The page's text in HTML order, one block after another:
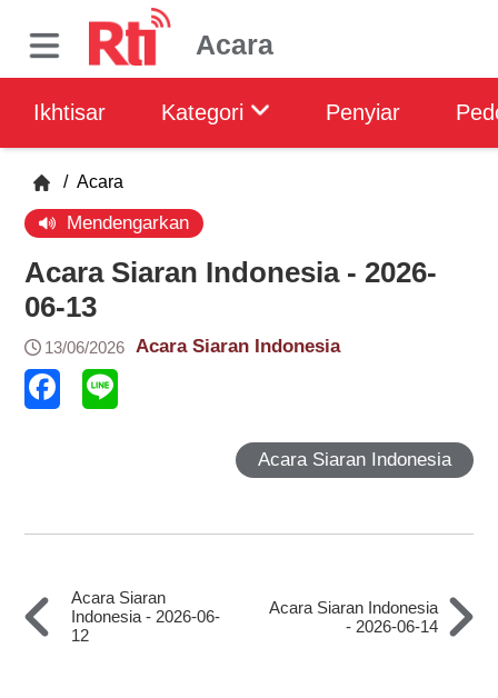
Acara
Ikhtisar Kategori Penyiar
/ Acara
Mendengarkan
Acara Siaran Indonesia - 2026-
06-13
13/06/2026 Acara Siaran Indonesia
Acara Siaran Indonesia
Acara Siaran
Indonesia - 2026-06-
12
Acara Siaran Indonesia
- 2026-06-14